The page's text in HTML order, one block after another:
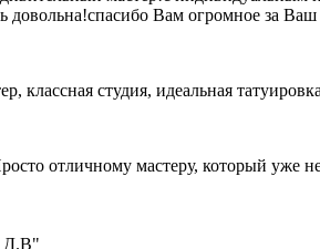
довольна!спасибо Вам огромное за
классная студия, идеальная
отличному мастеру, который уже
Д.В"